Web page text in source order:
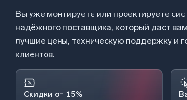
Вы уже монтируете или проектируете
надёжного поставщика, который даст
лучшие цены, техническую поддержку и
клиентов.
Скидки от 15%